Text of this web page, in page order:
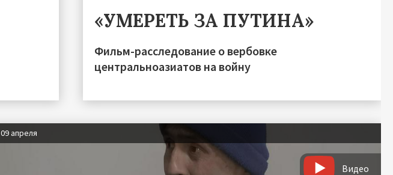
«УМЕРЕТЬ ЗА ПУТИНА»
Фильм-расследование о вербовке
центральноазиатов на войну
09 апреля
Видео